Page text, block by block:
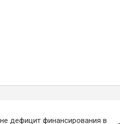
дефицит финансирования в